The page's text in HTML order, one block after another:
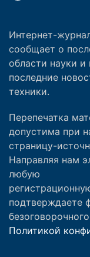
Интернет-
сообщает о
области науки и
последние
техники.
Перепечатка
допустима при
страницу-
Направляя нам
любую
подтверждаете
Политикой